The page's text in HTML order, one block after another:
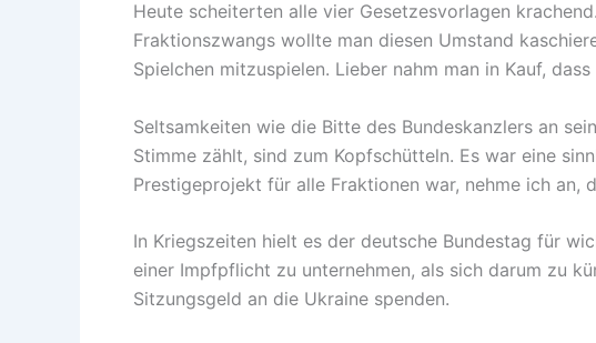
Heute scheiterten alle vier Gesetzesvorlagen
Fraktionszwangs wollte man diesen Umstand
Spielchen mitzuspielen. Lieber nahm man in Kauf,
Seltsamkeiten wie die Bitte des Bundeskanzlers an
Stimme zählt, sind zum Kopfschütteln. Es war eine
Prestigeprojekt für alle Fraktionen war, nehme ich an,
In Kriegszeiten hielt es der deutsche Bundestag für
einer Impfpflicht zu unternehmen, als sich darum zu
Sitzungsgeld an die Ukraine spenden.